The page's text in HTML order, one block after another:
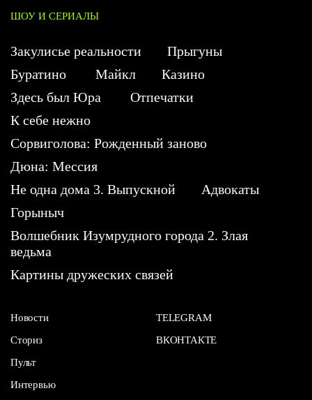
ШОУ И СЕРИАЛЫ
Закулисье реальности
Прыгуны
Буратино
Майкл
Казино
Здесь был Юра
Отпечатки
К себе нежно
Сорвиголова: Рожденный заново
Дюна: Мессия
Не одна дома 3. Выпускной
Адвокаты
Горыныч
Волшебник Изумрудного города 2. Злая
ведьма
Картины дружеских связей
Новости
Сториз
Пульт
Интервью
TELEGRAM
ВКОНТАКТЕ